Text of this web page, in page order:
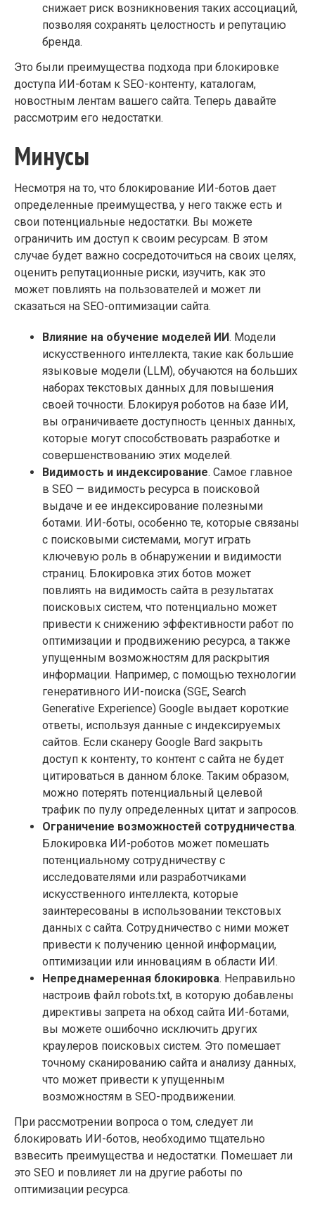
снижает риск возникновения таких ассоциаций,
позволяя сохранять целостность и репутацию
бренда.
Это были преимущества подхода при блокировке
доступа ИИ-ботам к SEO-контенту, каталогам,
новостным лентам вашего сайта. Теперь давайте
рассмотрим его недостатки.
Минусы
Несмотря на то, что блокирование ИИ-ботов дает
определенные преимущества, у него также есть и
свои потенциальные недостатки. Вы можете
ограничить им доступ к своим ресурсам. В этом
случае будет важно сосредоточиться на своих целях,
оценить репутационные риски, изучить, как это
может повлиять на пользователей и может ли
сказаться на SEO-оптимизации сайта.
Влияние на обучение моделей ИИ. Модели
искусственного интеллекта, такие как большие
языковые модели (LLM), обучаются на больших
наборах текстовых данных для повышения
своей точности. Блокируя роботов на базе ИИ,
вы ограничиваете доступность ценных данных,
которые могут способствовать разработке и
совершенствованию этих моделей.
Видимость и индексирование. Самое главное
в SEO — видимость ресурса в поисковой
выдаче и ее индексирование полезными
ботами. ИИ-боты, особенно те, которые связаны
с поисковыми системами, могут играть
ключевую роль в обнаружении и видимости
страниц. Блокировка этих ботов может
повлиять на видимость сайта в результатах
поисковых систем, что потенциально может
привести к снижению эффективности работ по
оптимизации и продвижению ресурса, а также
упущенным возможностям для раскрытия
информации. Например, с помощью технологии
генеративного ИИ-поиска (SGE, Search
Generative Experience) Google выдает короткие
ответы, используя данные с индексируемых
сайтов. Если сканеру Google Bard закрыть
доступ к контенту, то контент с сайта не будет
цитироваться в данном блоке. Таким образом,
можно потерять потенциальный целевой
трафик по пулу определенных цитат и запросов.
Ограничение возможностей сотрудничества.
Блокировка ИИ-роботов может помешать
потенциальному сотрудничеству с
исследователями или разработчиками
искусственного интеллекта, которые
заинтересованы в использовании текстовых
данных с сайта. Сотрудничество с ними может
привести к получению ценной информации,
оптимизации или инновациям в области ИИ.
Непреднамеренная блокировка. Неправильно
настроив файл robots.txt, в которую добавлены
директивы запрета на обход сайта ИИ-ботами,
вы можете ошибочно исключить других
краулеров поисковых систем. Это помешает
точному сканированию сайта и анализу данных,
что может привести к упущенным
возможностям в SEO-продвижении.
При рассмотрении вопроса о том, следует ли
блокировать ИИ-ботов, необходимо тщательно
взвесить преимущества и недостатки. Помешает ли
это SEO и повлияет ли на другие работы по
оптимизации ресурса.